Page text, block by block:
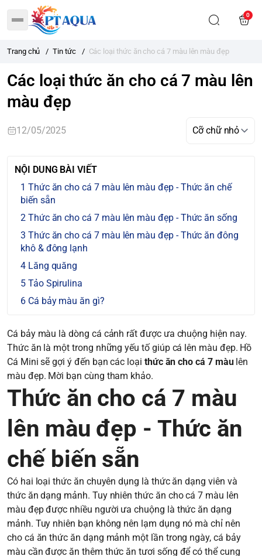
0
Trang chủ / Tin tức / Các loại thức ăn cho cá 7 màu lên màu đẹp
Các loại thức ăn cho cá 7 màu lên
màu đẹp
12/05/2025
NỘI DUNG BÀI VIẾT
Thức ăn cho cá 7 màu lên màu đẹp - Thức ăn chế
biến sẵn
Thức ăn cho cá 7 màu lên màu đẹp - Thức ăn sống
Thức ăn cho cá 7 màu lên màu đẹp - Thức ăn đông
khô & đông lạnh
Lăng quăng
Tảo Spirulina
Cá bảy màu ăn gì?
Cá bảy màu là dòng cá cảnh rất được ưa chuộng hiện nay.
Thức ăn là một trong những yếu tố giúp cá lên màu đẹp. Hồ
Cá Mini sẽ gợi ý đến bạn các loại thức ăn cho cá 7 màulên
màu đẹp. Mời bạn cùng tham khảo.
Thức ăn cho cá 7 màu
lên màu đẹp - Thức ăn
chế biến sẵn
Có hai loại thức ăn chuyên dụng là thức ăn dạng viên và
thức ăn dạng mảnh. Tuy nhiên thức ăn cho cá 7 màu lên
màu đẹp được nhiều người ưa chuộng là thức ăn dạng
mảnh. Tuy nhiên bạn không nên lạm dụng nó mà chỉ nên
cho cá ăn thức ăn dạng mảnh một lần trong ngày, cá bảy
màu cần được ăn thêm thức ăn tươi sống để có thể cung